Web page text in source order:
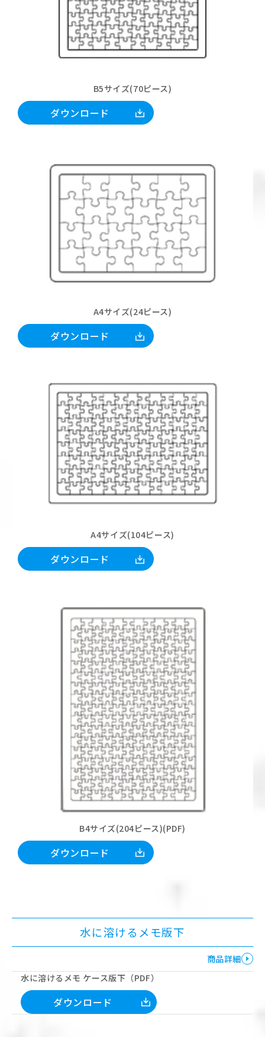
B5サイズ(70ピース)
ダウンロード
A4サイズ(24ピース)
ダウンロード
A4サイズ(104ピース)
ダウンロード
B4サイズ(204ピース)(PDF)
ダウンロード
水に溶けるメモ版下
商品詳細
水に溶けるメモ ケース版下（PDF）
ダウンロード